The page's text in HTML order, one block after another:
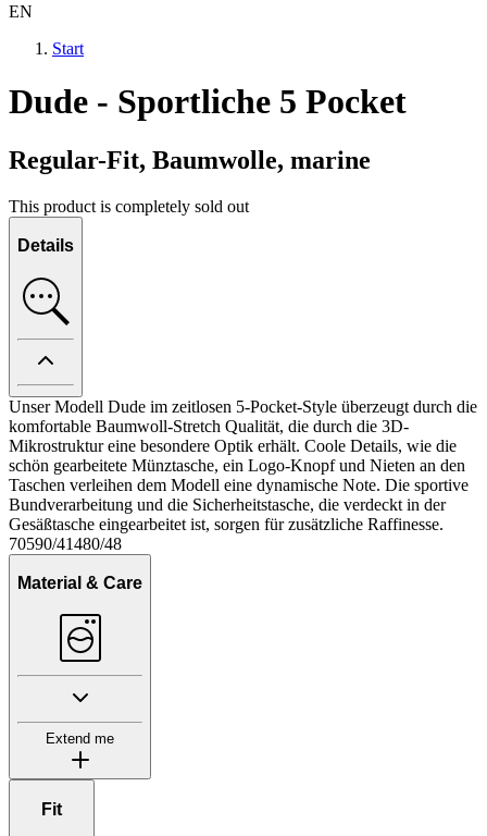
EN
Start
Dude - Sportliche 5 Pocket
Regular-Fit, Baumwolle, marine
This product is completely sold out
Details
Unser Modell Dude im zeitlosen 5-Pocket-Style überzeugt durch die
komfortable Baumwoll-Stretch Qualität, die durch die 3D-
Mikrostruktur eine besondere Optik erhält. Coole Details, wie die
schön gearbeitete Münztasche, ein Logo-Knopf und Nieten an den
Taschen verleihen dem Modell eine dynamische Note. Die sportive
Bundverarbeitung und die Sicherheitstasche, die verdeckt in der
Gesäßtasche eingearbeitet ist, sorgen für zusätzliche Raffinesse.
70590/41480/48
Material & Care
Extend me
Fit